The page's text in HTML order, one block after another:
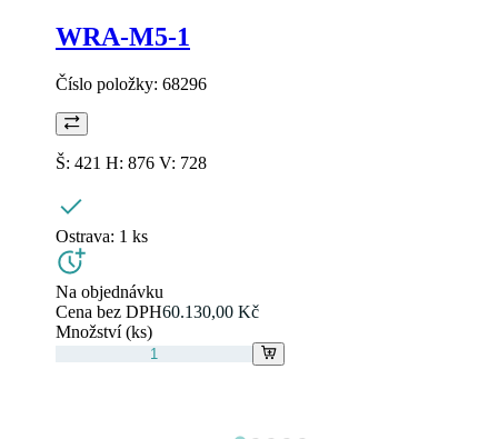
WRA-M5-1
Číslo položky: 68296
Š: 421 H: 876 V: 728
Ostrava: 1 ks
Na objednávku
Cena bez DPH60.130,00 Kč
Množství (ks)